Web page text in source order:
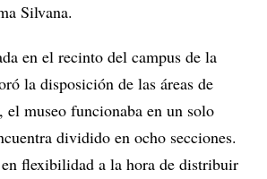
Silvana.
en el recinto del campus de la
la disposición de las áreas de
el museo funcionaba en un solo
dividido en ocho secciones.
flexibilidad a la hora de distribuir